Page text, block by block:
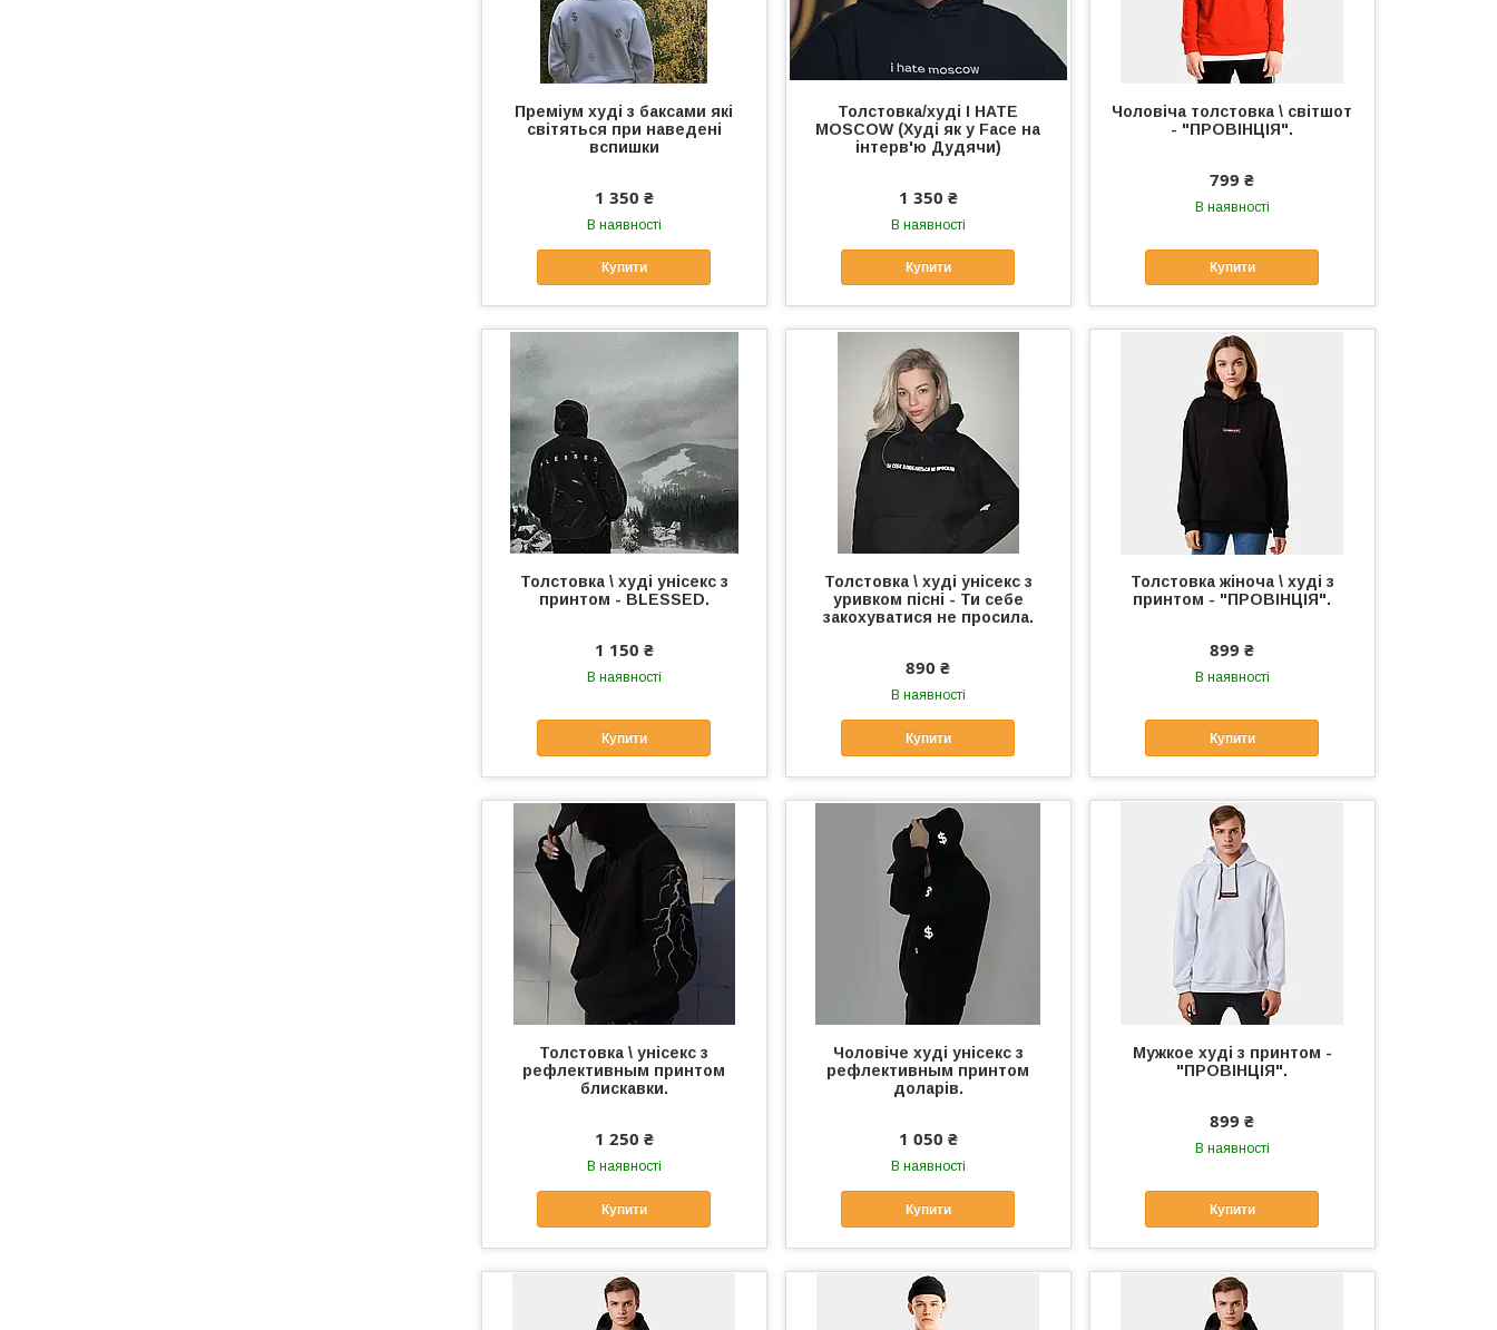
Преміум худі з баксами які
світяться при наведені
вспишки
1 350 ₴
В наявності
Купити
Толстовка/худі I HATE
MOSCOW (Худі як у Face на
інтерв'ю Дудячи)
1 350 ₴
В наявності
Купити
Чоловіча толстовка \ світшот
- "ПРОВІНЦІЯ".
799 ₴
В наявності
Купити
Толстовка \ худі унісекс з
принтом - BLESSED.
1 150 ₴
В наявності
Купити
Толстовка \ худі унісекс з
уривком пісні - Ти себе
закохуватися не просила.
890 ₴
В наявності
Купити
Толстовка жіноча \ худі з
принтом - "ПРОВІНЦІЯ".
899 ₴
В наявності
Купити
Толстовка \ унісекс з
рефлективным принтом
блискавки.
1 250 ₴
В наявності
Купити
Чоловіче худі унісекс з
рефлективным принтом
доларів.
1 050 ₴
В наявності
Купити
Мужкое худі з принтом -
"ПРОВІНЦІЯ".
899 ₴
В наявності
Купити